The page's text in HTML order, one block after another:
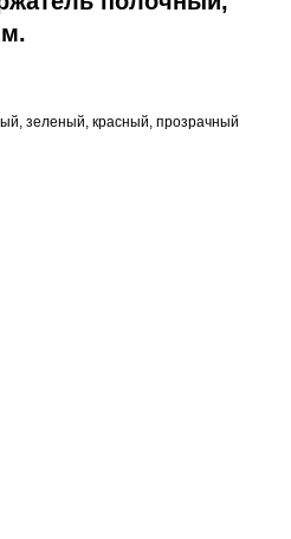
зеленый, красный, прозрачный